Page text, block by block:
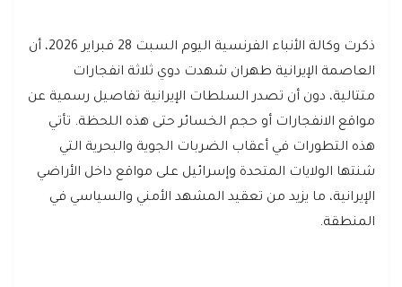
ذكرت وكالة الأنباء الفرنسية اليوم السبت 28 فبراير 2026، أن
العاصمة الإيرانية طهران شهدت دوي ثلاثة انفجارات
متتالية، دون أن تصدر السلطات الإيرانية تفاصيل رسمية عن
مواقع الانفجارات أو حجم الخسائر حتى هذه اللحظة. تأتي
هذه التطورات في أعقاب الضربات الجوية والبحرية التي
شنتها الولايات المتحدة وإسرائيل على مواقع داخل الأراضي
الإيرانية، ما يزيد من تعقيد المشهد الأمني والسياسي في
المنطقة.